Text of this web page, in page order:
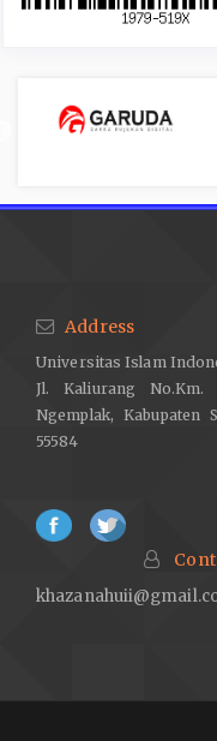
Address
Universitas Islam
Jl. Kaliurang No.Km.
Ngemplak, Kabupaten
55584